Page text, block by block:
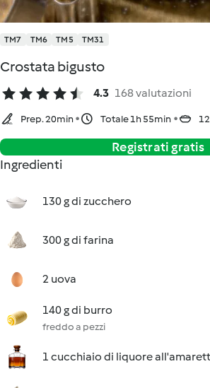
TM7 TM6 TM5 TM31
Crostata bigusto
4.3 168 valutazioni
Prep. 20min Totale 1h 55min
Registrati gratis
Ingredienti
130 g di zucchero
300 g di farina
2 uova
140 g di burro
freddo a pezzi
1 cucchiaio di liquore